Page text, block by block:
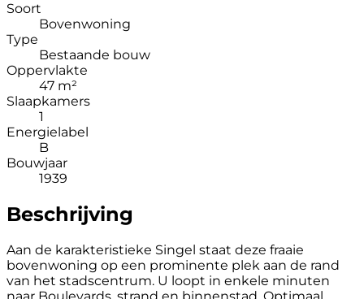
Soort
Bovenwoning
Type
Bestaande bouw
Oppervlakte
47 m²
Slaapkamers
1
Energielabel
B
Bouwjaar
1939
Beschrijving
Aan de karakteristieke Singel staat deze fraaie
bovenwoning op een prominente plek aan de rand
van het stadscentrum. U loopt in enkele minuten